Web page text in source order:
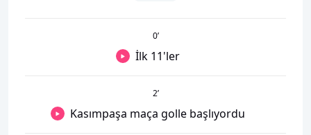
0’
İlk 11'ler
2’
Kasımpaşa maça golle başlıyordu